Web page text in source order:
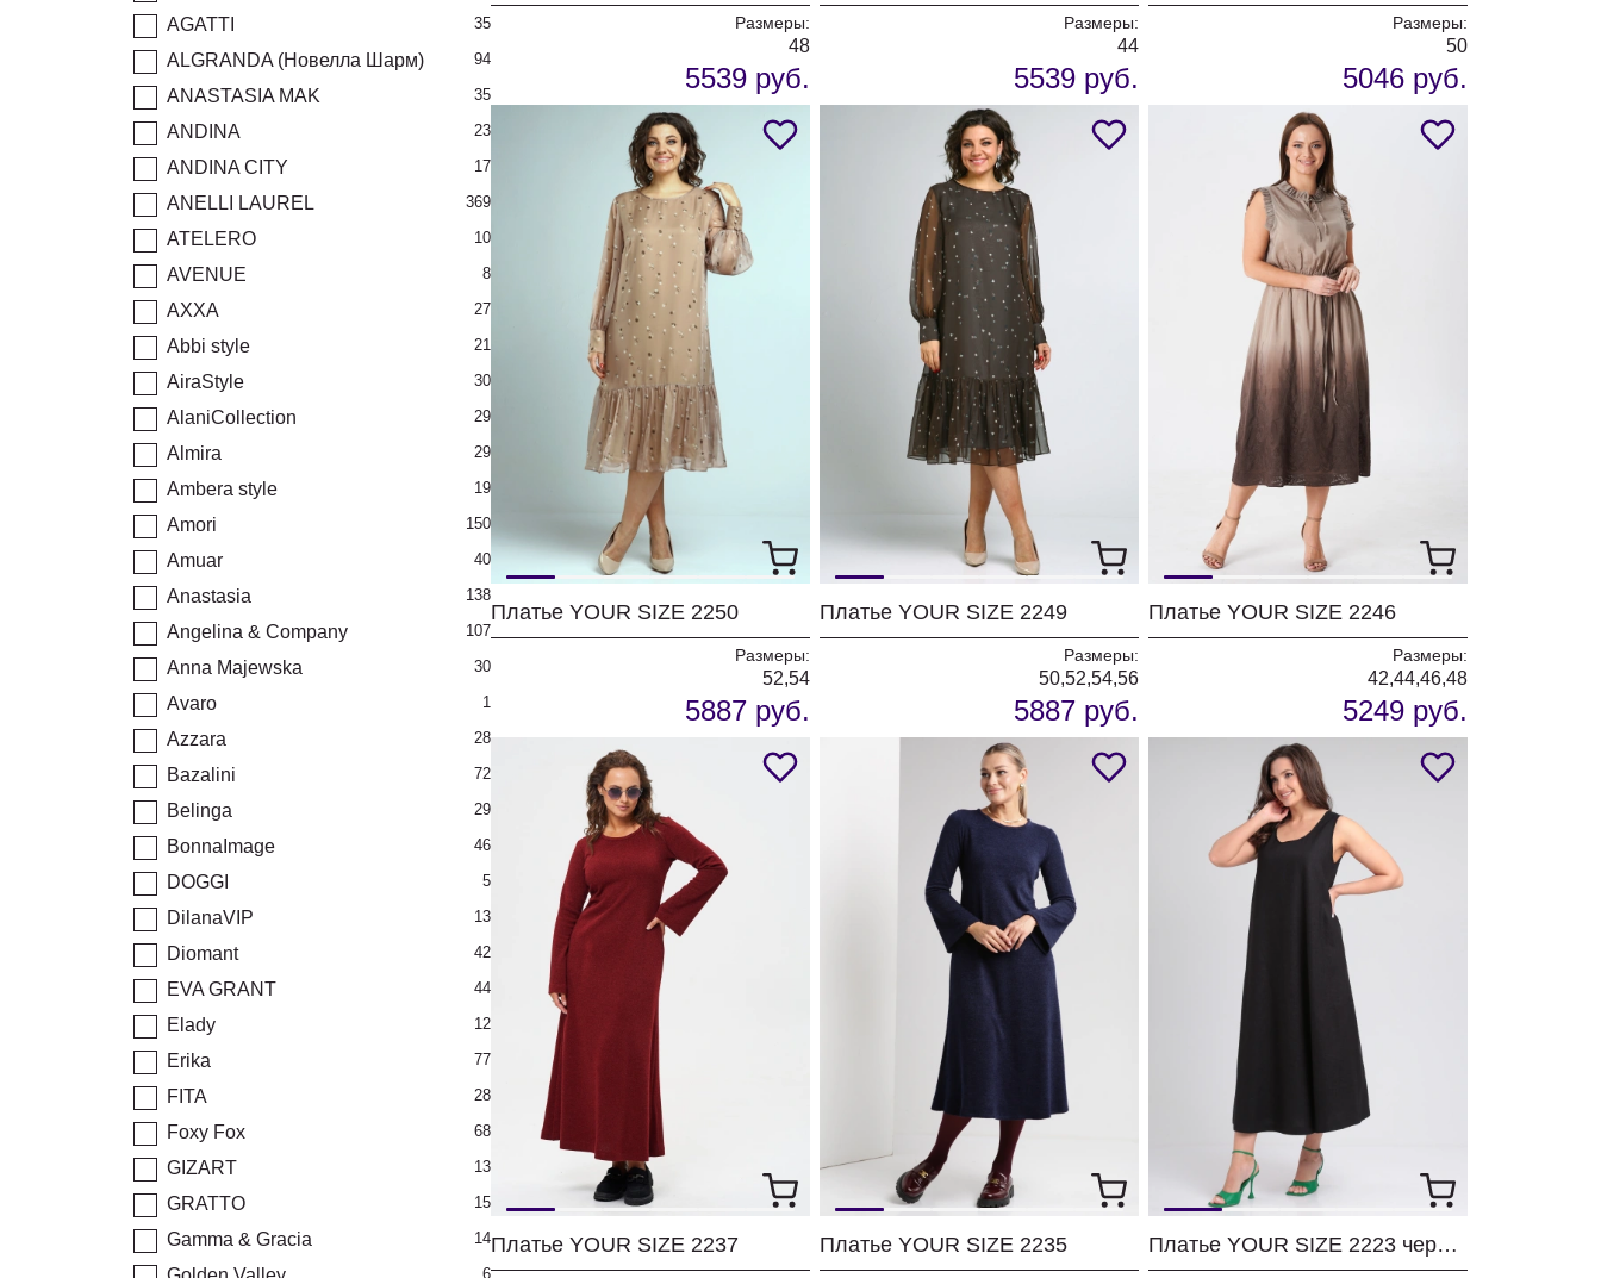
AGATTI 35
ALGRANDA (Новелла Шарм) 94
ANASTASIA MAK 35
ANDINA 23
ANDINA CITY 17
ANELLI LAUREL 369
ATELERO 10
AVENUE 8
AXXA 27
Abbi style 21
AiraStyle 30
AlaniCollection 29
Almira 29
Ambera style 19
Amori 150
Amuar 40
Anastasia 138
Angelina & Company 107
Anna Majewska 30
Avaro 1
Azzara 28
Bazalini 72
Belinga 29
BonnaImage 46
DOGGI 5
DilanaVIP 13
Diomant 42
EVA GRANT 44
Elady 12
Erika 77
FITA 28
Foxy Fox 68
GIZART 13
GRATTO 15
Gamma & Gracia 14
6
Размеры:
48
5539 руб.
Размеры:
44
5539 руб.
Размеры:
50
5046 руб.
Платье YOUR SIZE 2250
Размеры:
52,54
5887 руб.
Платье YOUR SIZE 2249
Размеры:
50,52,54,56
5887 руб.
Платье YOUR SIZE 2246
Размеры:
42,44,46,48
5249 руб.
Платье YOUR SIZE 2237 Платье YOUR SIZE 2235 Платье YOUR SIZE 2223 черный